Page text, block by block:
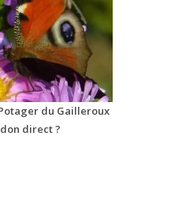
du Gailleroux
direct ?